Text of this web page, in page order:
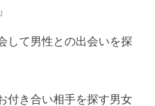
して男性との出会いを探
付き合い相手を探す男女